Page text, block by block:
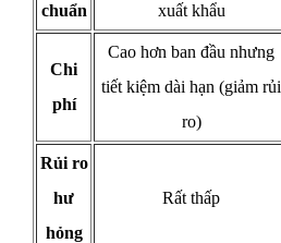
chuẩn xuất khẩu
Chi
phí
Cao hơn ban đầu nhưng
tiết kiệm dài hạn (giảm rủi
ro)
Rủi ro
hư
hỏng
Rất thấp